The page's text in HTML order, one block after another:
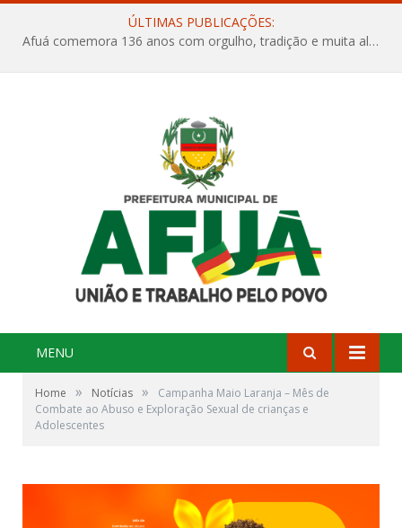
ÚLTIMAS PUBLICAÇÕES:
Afuá comemora 136 anos com orgulho, tradição e muita alegria na Quadra Dr. Nelson Salomão
MENU
Home » Notícias »
Campanha Maio Laranja – Mês de
Combate ao Abuso e Exploração Sexual de crianças e
Adolescentes